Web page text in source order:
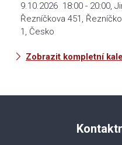
9.10.2026 18:00 - 20:00,
Řezníčkova 451,
1, Česko
Zobrazit kompletní